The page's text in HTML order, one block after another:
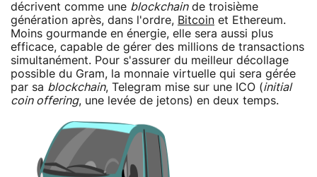
décrivent comme une blockchainde troisième
génération après, dans l'ordre, Bitcoin et Ethereum.
Moins gourmande en énergie, elle sera aussi plus
efficace, capable de gérer des millions de transactions
simultanément. Pour s'assurer du meilleur décollage
possible du Gram, la monnaie virtuelle qui sera gérée
par sa blockchain, Telegram mise sur une ICO (initial
coin offering, une levée de jetons) en deux temps.